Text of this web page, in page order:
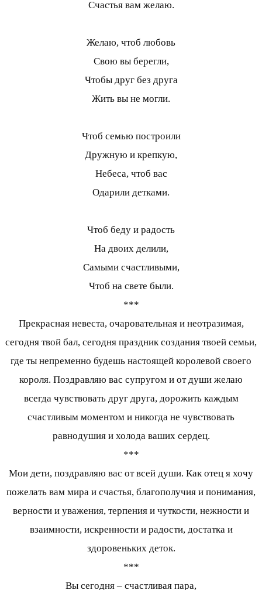
Счастья вам желаю.
Желаю, чтоб любовь
Свою вы берегли,
Чтобы друг без друга
Жить вы не могли.
Чтоб семью построили
Дружную и крепкую,
Небеса, чтоб вас
Одарили детками.
Чтоб беду и радость
На двоих делили,
Самыми счастливыми,
Чтоб на свете были.
***
Прекрасная невеста, очаровательная и неотразимая,
сегодня твой бал, сегодня праздник создания твоей семьи,
где ты непременно будешь настоящей королевой своего
короля. Поздравляю вас супругом и от души желаю
всегда чувствовать друг друга, дорожить каждым
счастливым моментом и никогда не чувствовать
равнодушия и холода ваших сердец.
***
Мои дети, поздравляю вас от всей души. Как отец я хочу
пожелать вам мира и счастья, благополучия и понимания,
верности и уважения, терпения и чуткости, нежности и
взаимности, искренности и радости, достатка и
здоровеньких деток.
***
Вы сегодня – счастливая пара,